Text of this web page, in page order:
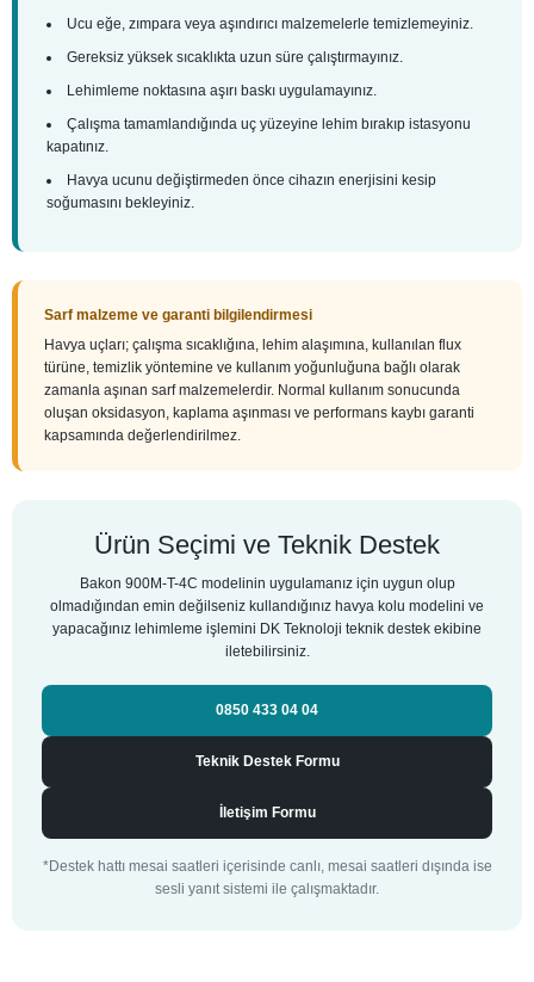
Ucu eğe, zımpara veya aşındırıcı malzemelerle temizlemeyiniz.
Gereksiz yüksek sıcaklıkta uzun süre çalıştırmayınız.
Lehimleme noktasına aşırı baskı uygulamayınız.
Çalışma tamamlandığında uç yüzeyine lehim bırakıp istasyonu
kapatınız.
Havya ucunu değiştirmeden önce cihazın enerjisini kesip
soğumasını bekleyiniz.
Sarf malzeme ve garanti bilgilendirmesi
Havya uçları; çalışma sıcaklığına, lehim alaşımına, kullanılan flux
türüne, temizlik yöntemine ve kullanım yoğunluğuna bağlı olarak
zamanla aşınan sarf malzemelerdir. Normal kullanım sonucunda
oluşan oksidasyon, kaplama aşınması ve performans kaybı garanti
kapsamında değerlendirilmez.
Ürün Seçimi ve Teknik Destek
Bakon 900M-T-4C modelinin uygulamanız için uygun olup
olmadığından emin değilseniz kullandığınız havya kolu modelini ve
yapacağınız lehimleme işlemini DK Teknoloji teknik destek ekibine
iletebilirsiniz.
0850 433 04 04
Teknik Destek Formu
İletişim Formu
*Destek hattı mesai saatleri içerisinde canlı, mesai saatleri dışında ise
sesli yanıt sistemi ile çalışmaktadır.